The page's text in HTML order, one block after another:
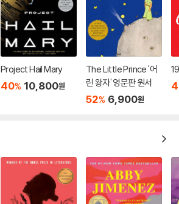
Project Hail Mary
40% 10,800원
The Little Prince '어
린 왕자' 영문판 원서
52% 6,900원